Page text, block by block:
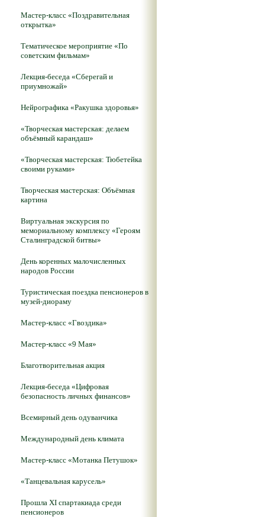
Мастер-класс «Поздравительная
открытка»
Тематическое мероприятие «По
советским фильмам»
Лекция-беседа «Сберегай и
приумножай»
Нейрографика «Ракушка здоровья»
«Творческая мастерская: делаем
объёмный карандаш»
«Творческая мастерская: Тюбетейка
своими руками»
Творческая мастерская: Объёмная
картина
Виртуальная экскурсия по
мемориальному комплексу «Героям
Сталинградской битвы»
День коренных малочисленных
народов России
Туристическая поездка пенсионеров в
музей-диораму
Мастер-класс «Гвоздика»
Мастер-класс «9 Мая»
Благотворительная акция
Лекция-беседа «Цифровая
безопасность личных финансов»
Всемирный день одуванчика
Международный день климата
Мастер-класс «Мотанка Петушок»
«Танцевальная карусель»
Прошла XI спартакиада среди
пенсионеров